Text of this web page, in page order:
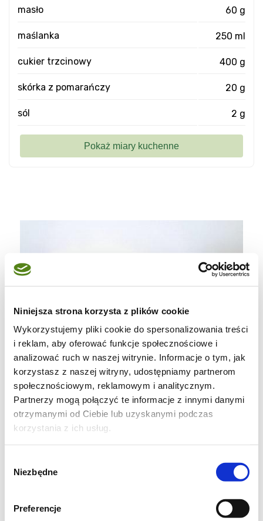
Niniejsza strona korzysta z plików cookie
Wykorzystujemy pliki cookie do spersonalizowania treści
i reklam, aby oferować funkcje społecznościowe i
analizować ruch w naszej witrynie. Informacje o tym, jak
korzystasz z naszej witryny, udostępniamy partnerom
społecznościowym, reklamowym i analitycznym.
Partnerzy mogą połączyć te informacje z innymi danymi
otrzymanymi od Ciebie lub uzyskanymi podczas
korzystania z ich usług.
zgody
Niezbędne
Preferencje
Składniki:
1.5 łyżeczki proszku do pieczenia
3/4 łyżeczki sody
masło 60 g
maślanka 250 ml
cukier trzcinowy 400 g
skórka z pomarańczy 20 g
sól 2 g